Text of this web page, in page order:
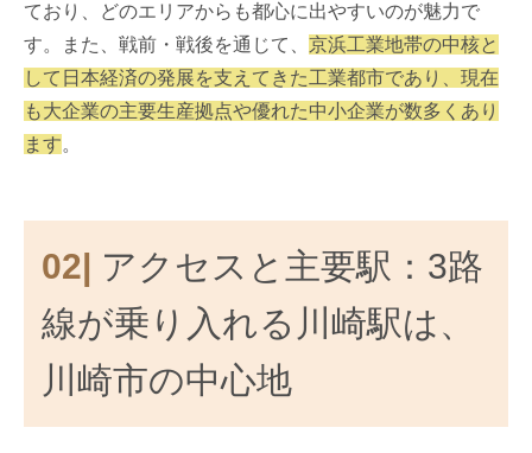
ており、どのエリアからも都心に出やすいのが魅力で
す。また、戦前・戦後を通じて、 京浜工業地帯の中核と
して日本経済の発展を支えてきた工業都市であり、現在
も大企業の主要生産拠点や優れた中小企業が数多くあり
ます。
02| アクセスと主要駅：3路
線が乗り入れる川崎駅は、
川崎市の中心地